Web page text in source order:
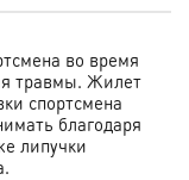
во время
травмы. Жилет
спортсмена
благодаря
липучки